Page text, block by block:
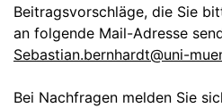
Beitragsvorschläge, die Sie
an folgende Mail-Adresse
Sebastian.bernhardt@uni-
Bei Nachfragen melden Sie